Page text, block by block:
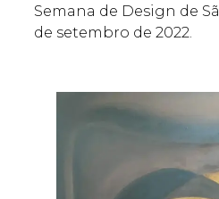
Semana de Design de
de setembro de 2022.